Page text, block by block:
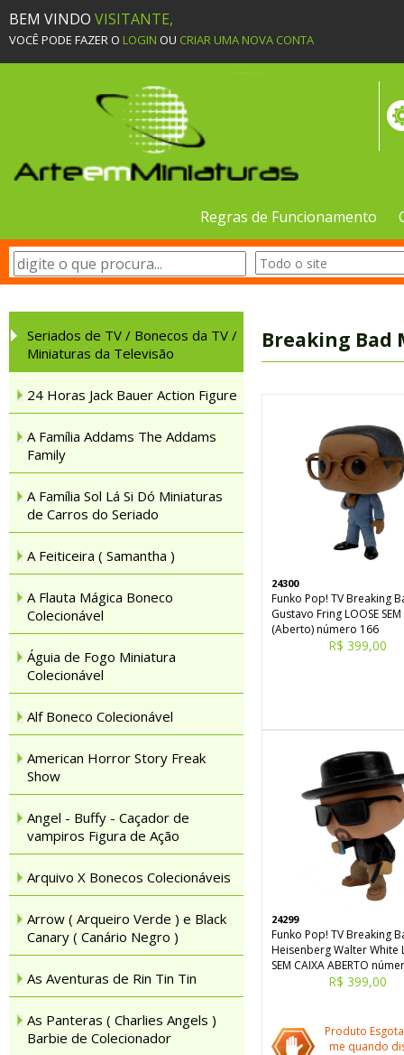
BEM VINDO VISITANTE,
VOCÊ PODE FAZER O LOGIN OU CRIAR UMA NOVA CONTA
Regras de Funcionamento
Seriados de TV / Bonecos da TV /
Miniaturas da Televisão
24 Horas Jack Bauer Action Figure
A Família Addams The Addams
Family
A Família Sol Lá Si Dó Miniaturas
de Carros do Seriado
A Feiticeira ( Samantha )
A Flauta Mágica Boneco
Colecionável
Águia de Fogo Miniatura
Colecionável
Alf Boneco Colecionável
American Horror Story Freak
Show
Angel - Buffy - Caçador de
vampiros Figura de Ação
Arquivo X Bonecos Colecionáveis
Arrow ( Arqueiro Verde ) e Black
Canary ( Canário Negro )
As Aventuras de Rin Tin Tin
As Panteras ( Charlies Angels )
Barbie de Colecionador
Breaking Bad
24300
Funko Pop! TV Breaking
Gustavo Fring LOOSE SEM
(Aberto) número 166
R$ 399,00
24299
Funko Pop! TV Breaking
Heisenberg Walter White
SEM CAIXA ABERTO
R$ 399,00
Produto
me quando